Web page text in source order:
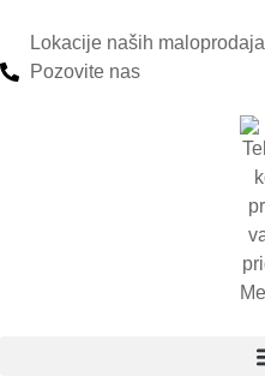
Lokacije naših maloprodaja
Pozovite nas